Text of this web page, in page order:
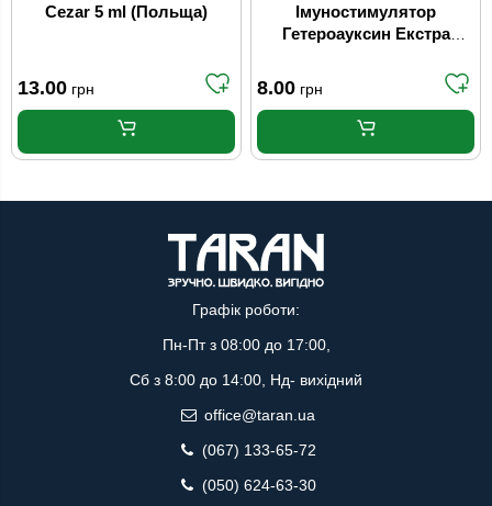
Cezar 5 ml (Польща)
13.00 грн
Імуностимулятор
Гетероауксин Екстра
8.00 грн
Графік роботи:
Пн-Пт з 08:00 до 17:00,
Сб з 8:00 до 14:00, Нд- вихідний
office@taran.ua
(067) 133-65-72
(050) 624-63-30